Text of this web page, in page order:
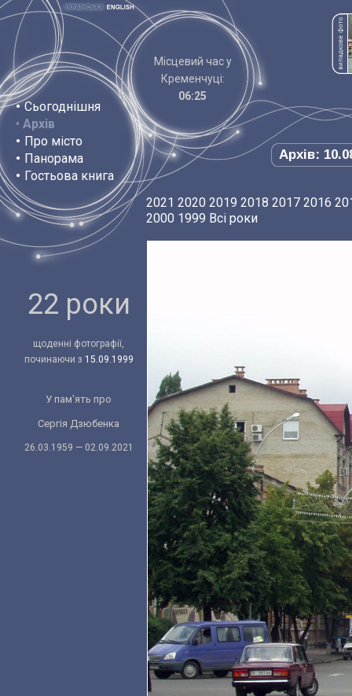
• Сьогоднішня
• Архів
• Про місто
• Панорама
• Гостьова книга
Місцевий час у
Кременчуці:
06:25
Архів:
22 роки
щоденні фотографії,
починаючи з 15.09.1999
У пам'ять про
Сергія Дзюбенка
26.03.1959 — 02.09.2021
2021 2020 2019 2018 2017 2016
2000 1999 Всі роки